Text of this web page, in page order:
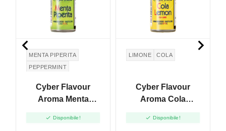
MENTA PIPERITA
PEPPERMINT
Cyber Flavour
Aroma Menta
 Disponibile!
LIMONE COLA
Cyber Flavour
Aroma Cola
 Disponibile!
 